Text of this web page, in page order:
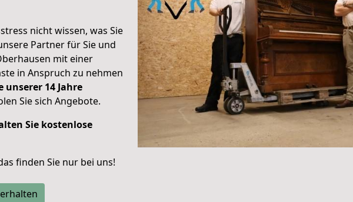
nicht wissen, was Sie
Partner für Sie und
mit einer
in Anspruch zu nehmen
unserer 14 Jahre
Sie sich Angebote.
Sie kostenlose
finden Sie nur bei uns!